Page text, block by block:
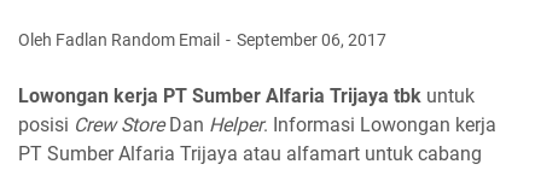
Oleh Fadlan Random Email September 06, 2017
Lowongan kerja PT Sumber Alfaria Trijaya tbk untuk
posisi Crew StoreDan Helper. Informasi Lowongan kerja
PT Sumber Alfaria Trijaya atau alfamart untuk cabang